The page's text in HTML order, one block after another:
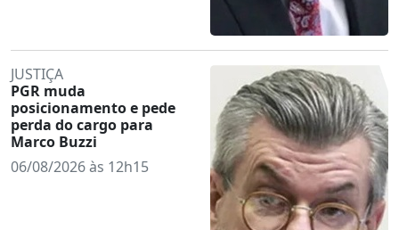
JUSTIÇA
PGR muda
posicionamento e pede
perda do cargo para
Marco Buzzi
06/08/2026 às 12h15